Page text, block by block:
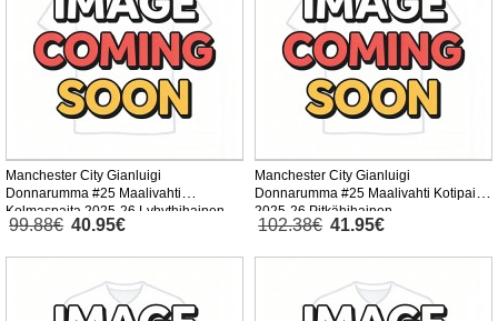
Manchester City Gianluigi
Donnarumma #25 Maalivahti
Kolmaspaita 2025-26 Lyhythihainen
99.88€ 40.95€
Manchester City Gianluigi
Donnarumma #25 Maalivahti Kotipaita
2025-26 Pitkähihainen
102.38€ 41.95€